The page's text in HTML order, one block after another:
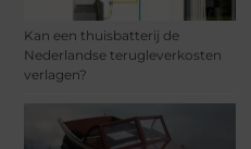
Kan een thuisbatterij de
Nederlandse terugleverkosten
verlagen?